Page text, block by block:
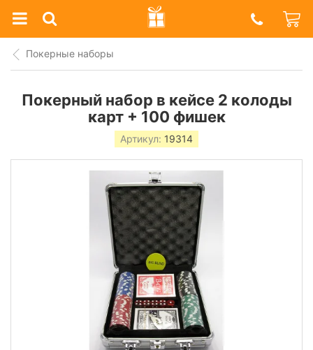
Prazdnik
Shop
Покерные наборы
Покерный набор в кейсе 2 колоды
карт + 100 фишек
Артикул: 19314